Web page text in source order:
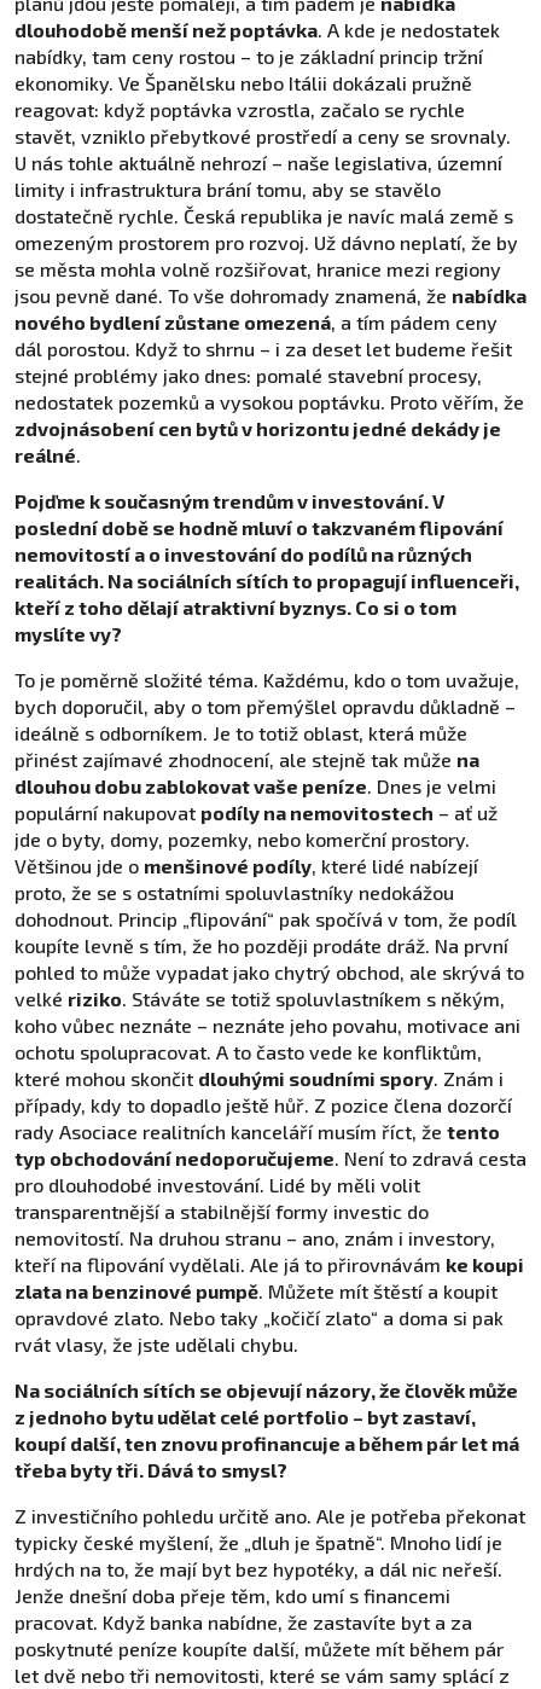
dlouhodobě menší než poptávka. A kde je nedostatek
nabídky, tam ceny rostou – to je základní princip tržní
ekonomiky. Ve Španělsku nebo Itálii dokázali pružně
reagovat: když poptávka vzrostla, začalo se rychle
stavět, vzniklo přebytkové prostředí a ceny se srovnaly.
U nás tohle aktuálně nehrozí – naše legislativa, územní
limity i infrastruktura brání tomu, aby se stavělo
dostatečně rychle. Česká republika je navíc malá země s
omezeným prostorem pro rozvoj. Už dávno neplatí, že by
se města mohla volně rozšiřovat, hranice mezi regiony
jsou pevně dané. To vše dohromady znamená, že nabídka
nového bydlení zůstane omezená, a tím pádem ceny
dál porostou. Když to shrnu – i za deset let budeme řešit
stejné problémy jako dnes: pomalé stavební procesy,
nedostatek pozemků a vysokou poptávku. Proto věřím, že
zdvojnásobení cen bytů v horizontu jedné dekády je
reálné.
Pojďme k současným trendům v investování. V
poslední době se hodně mluví o takzvaném flipování
nemovitostí a o investování do podílů na různých
realitách. Na sociálních sítích to propagují influenceři,
kteří z toho dělají atraktivní byznys. Co si o tom
myslíte vy?
To je poměrně složité téma. Každému, kdo o tom uvažuje,
bych doporučil, aby o tom přemýšlel opravdu důkladně –
ideálně s odborníkem. Je to totiž oblast, která může
přinést zajímavé zhodnocení, ale stejně tak může na
dlouhou dobu zablokovat vaše peníze. Dnes je velmi
populární nakupovat podíly na nemovitostech – ať už
jde o byty, domy, pozemky, nebo komerční prostory.
Většinou jde o menšinové podíly, které lidé nabízejí
proto, že se s ostatními spoluvlastníky nedokážou
dohodnout. Princip „flipování“ pak spočívá v tom, že podíl
koupíte levně s tím, že ho později prodáte dráž. Na první
pohled to může vypadat jako chytrý obchod, ale skrývá to
velké riziko. Stáváte se totiž spoluvlastníkem s někým,
koho vůbec neznáte – neznáte jeho povahu, motivace ani
ochotu spolupracovat. A to často vede ke konfliktům,
které mohou skončit dlouhými soudními spory. Znám i
případy, kdy to dopadlo ještě hůř. Z pozice člena dozorčí
rady Asociace realitních kanceláří musím říct, že tento
typ obchodování nedoporučujeme. Není to zdravá cesta
pro dlouhodobé investování. Lidé by měli volit
transparentnější a stabilnější formy investic do
nemovitostí. Na druhou stranu – ano, znám i investory,
kteří na flipování vydělali. Ale já to přirovnávám ke koupi
zlata na benzinové pumpě. Můžete mít štěstí a koupit
opravdové zlato. Nebo taky „kočičí zlato“ a doma si pak
rvát vlasy, že jste udělali chybu.
Na sociálních sítích se objevují názory, že člověk může
z jednoho bytu udělat celé portfolio – byt zastaví,
koupí další, ten znovu profinancuje a během pár let má
třeba byty tři. Dává to smysl?
Z investičního pohledu určitě ano. Ale je potřeba překonat
typicky české myšlení, že „dluh je špatně“. Mnoho lidí je
hrdých na to, že mají byt bez hypotéky, a dál nic neřeší.
Jenže dnešní doba přeje těm, kdo umí s financemi
pracovat. Když banka nabídne, že zastavíte byt a za
poskytnuté peníze koupíte další, můžete mít během pár
let dvě nebo tři nemovitosti, které se vám samy splácí z